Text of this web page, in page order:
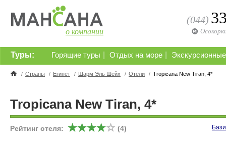
о компании
(044)
Горящие туры Отдых на море
Туры:
/ Страны / Египет / Шарм Эль Шейх / Отели / Tropicana New Tiran, 4*
Tropicana New Tiran, 4*
Рейтинг отеля: (4)